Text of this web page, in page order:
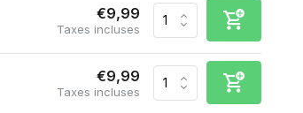
€9,99
Taxes incluses
€9,99
Taxes incluses